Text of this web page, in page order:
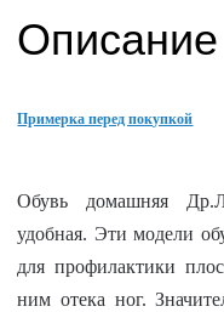
Описание
Примерка перед покупкой
Обувь домашняя
удобная. Эти модели
для профилактики
ним отека ног.